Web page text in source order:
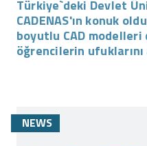
Türkiye`deki Devlet
CADENAS'ın konuk
boyutlu CAD modelleri
öğrencilerin ufuklarını
NEWS